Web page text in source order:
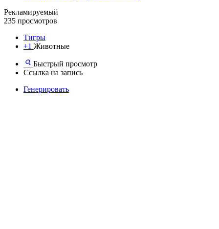
Рекламируемый
235 просмотров
Тигры
+1 Животные
Быстрый просмотр
Ссылка на запись
Генерировать